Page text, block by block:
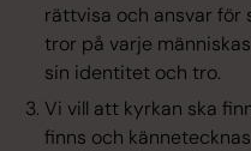
rättvisa och ansvar för
tror på varje
sin identitet och tro.
Vi vill att kyrkan ska
finns och